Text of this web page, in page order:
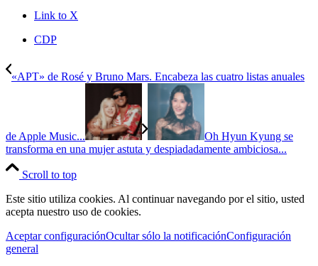
Link to X
CDP
«APT» de Rosé y Bruno Mars. Encabeza las cuatro listas anuales
de Apple Music...
Oh Hyun Kyung se
transforma en una mujer astuta y despiadadamente ambiciosa...
Scroll to top
Este sitio utiliza cookies. Al continuar navegando por el sitio, usted
acepta nuestro uso de cookies.
Aceptar configuraciónOcultar sólo la notificaciónConfiguración
general